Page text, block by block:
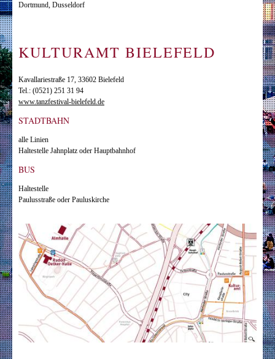
Dortmund, Dusseldorf
KULTURAMT BIELEFELD
Kavallariestraße 17, 33602 Bielefeld
Tel.: (0521) 251 31 94
www.tanzfestival-bielefeld.de
STADTBAHN
alle Linien
Haltestelle Jahnplatz oder Hauptbahnhof
BUS
Haltestelle
Paulusstraße oder Pauluskirche